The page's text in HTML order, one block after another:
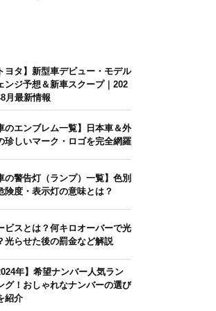
ヨタ】新型車デビュー・モデル
ンジ予想＆新車スクープ｜202
月最新情報
のエンブレム一覧】日本車＆外
珍しいマーク・ロゴを完全網羅
の警告灯（ランプ）一覧】色別
険度・表示灯の意味とは？
ビスとは？何キロオーバーで光
光らせた後の罰金など解説
年】希望ナンバー人気ラン
グ！おしゃれなナンバーの選び
紹介